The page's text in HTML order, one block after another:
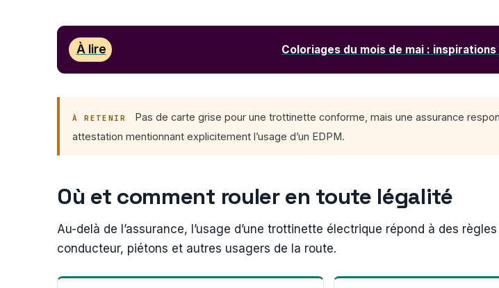
À lire Coloriages du mois de mai :
À RETENIR
Pas de carte grise pour une trottinette conforme, mais une assurance
attestation mentionnant explicitement l’usage d’un EDPM.
Où et comment rouler en toute légalité
Au-delà de l’assurance, l’usage d’une trottinette électrique répond à des
conducteur, piétons et autres usagers de la route.